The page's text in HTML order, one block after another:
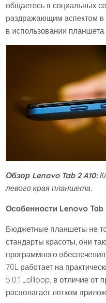
общаетесь в социальных
раздражающим аспектом в
в использовании планшета.
Обзор Lenovo Tab 2 A10:
левого края планшета.
Особенности Lenovo Tab
Бюджетные планшеты не
стандарты красоты, они
программного
70L работает на
5.0.1 Lollipop, в отличие от
располагает лотком